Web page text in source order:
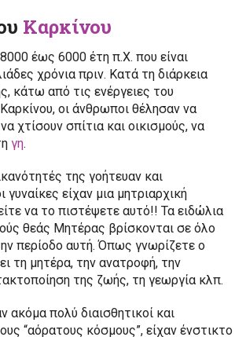
Καρκίνου
έως 6000 έτη π.Χ. που είναι
χρόνια πριν. Κατά τη διάρκεια
κάτω από τις ενέργειες του
οι άνθρωποι θέλησαν να
χτίσουν σπίτια και οικισμούς, να
γη.
της γοήτευαν και
γυναίκες είχαν μια μητριαρχική
να το πιστέψετε αυτό!! Τα ειδώλια
θεάς Μητέρας βρίσκονται σε όλο
περίοδο αυτή. Όπως γνωρίζετε ο
τη μητέρα, την ανατροφή, την
της ζωής, τη γεωργία κλπ.
ακόμα πολύ διαισθητικοί και
“αόρατους κόσμους”, είχαν ένστικτο